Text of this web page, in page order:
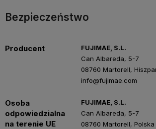
Bezpieczeństwo
Producent
FUJIMAE, S.L.
Can Albareda, 5-7
08760 Martorell,
info@fujimae.com
Osoba
odpowiedzialna
na terenie UE
FUJIMAE, S.L.
Can Albareda, 5-7
08760 Martorell, Polska